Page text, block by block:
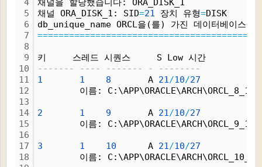
4
5
6
7
8
9
10
11
12
13
14
15
16
17
18
채널을 할당했습니다: ORA_DISK_1
채널 ORA_DISK_1: SID=21 장치 유형=DISK
db_unique_name ORCL을(를) 가진 데이터베이스에
========================================
키     스레드 시퀀스     S Low 시간
------- ---- ------- - --------
1
1 8 A 21/10/27
이름:
2 1 9 A 21/10/27
이름:
3 1 10 A 21/10/27
이름: